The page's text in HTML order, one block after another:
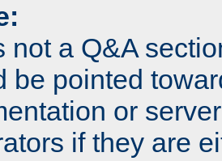
not a Q&A
be pointed
or
if they are